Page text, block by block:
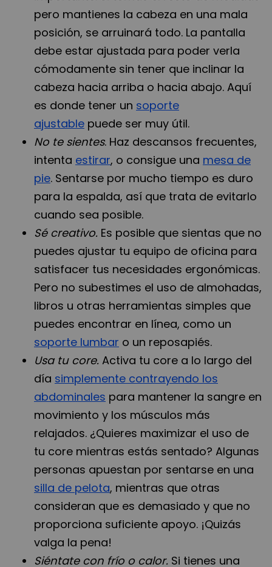
pero mantienes la cabeza en una mala
posición, se arruinará todo. La pantalla
debe estar ajustada para poder verla
cómodamente sin tener que inclinar la
cabeza hacia arriba o hacia abajo. Aquí
es donde tener un soporte
ajustable puede ser muy útil.
No te sientes. Haz descansos frecuentes,
intenta estirar, o consigue una mesa de
pie. Sentarse por mucho tiempo es duro
para la espalda, así que trata de evitarlo
cuando sea posible.
Sé creativo. Es posible que sientas que no
puedes ajustar tu equipo de oficina para
satisfacer tus necesidades ergonómicas.
Pero no subestimes el uso de almohadas,
libros u otras herramientas simples que
puedes encontrar en línea, como un
soporte lumbar o un reposapiés.
Usa tu core. Activa tu core a lo largo del
día simplemente contrayendo los
abdominales para mantener la sangre en
movimiento y los músculos más
relajados. ¿Quieres maximizar el uso de
tu core mientras estás sentado? Algunas
personas apuestan por sentarse en una
silla de pelota, mientras que otras
consideran que es demasiado y que no
proporciona suficiente apoyo. ¡Quizás
valga la pena!
Siéntate con frío o calor. Si tienes una